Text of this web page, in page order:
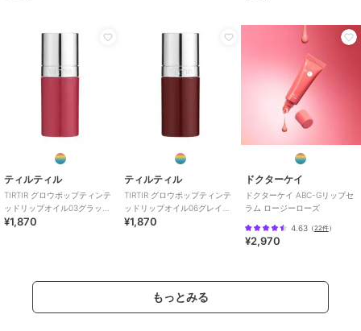
ティルティル
TIRTIR グロウポップティンテ
ッドリップオイル03グラッシ
ーストロベリー(韓国コスメ)
¥1,870
ティルティル
TIRTIR グロウポップティンテ
ッドリップオイル06グレイズ
ファッジ(韓国コスメ)
¥1,870
ドクターケイ
ドクターケイ ABC-Gリップセ
ラム ロージーローズ
4.63（22件）
¥2,970
もっとみる